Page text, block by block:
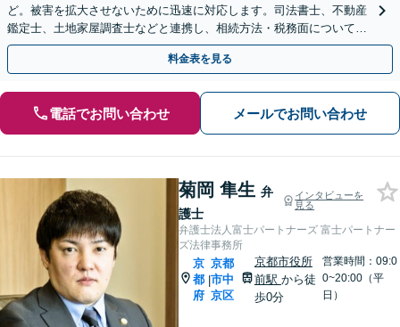
ど。被害を拡大させないために迅速に対応します。司法書士、不動産
鑑定士、土地家屋調査士などと連携し、相続方法・税務面についても
アドバイスできます。
料金表を見る
電話でお問い合わせ メールでお問い合わせ
菊岡 隼生 弁
護士
インタビューを
見る
弁護士法人富士パートナーズ 富士パートナー
ズ法律事務所
京
都
府
|
京都
市中
京区
京都市役所
前駅 から徒
歩0分
営業時間：09:0
0~20:00（平
日）